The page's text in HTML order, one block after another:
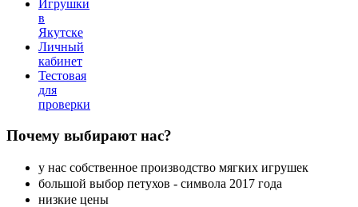
Игрушки
в
Якутске
Личный
кабинет
Тестовая
для
проверки
Почему выбирают нас?
у нас собственное производство мягких игрушек
большой выбор петухов - символа 2017 года
низкие цены